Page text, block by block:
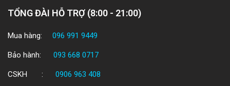
TỔNG ĐÀI HỖ TRỢ (8:00 - 21:00)
Mua hàng: 096 991 9449
Bảo hành: 093 668 0717
CSKH : 0906 963 408